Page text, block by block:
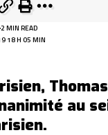
18 H 05 MIN
2 MIN READ
au